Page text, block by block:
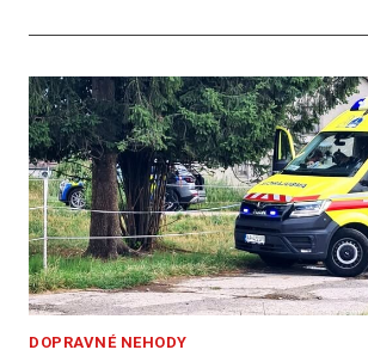
DOPRAVNÉ NEHODY